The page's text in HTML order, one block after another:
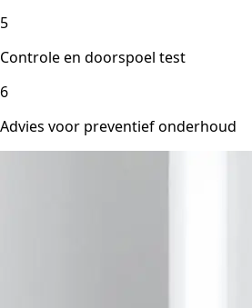
5
Controle en doorspoel test
6
Advies voor preventief onderhoud